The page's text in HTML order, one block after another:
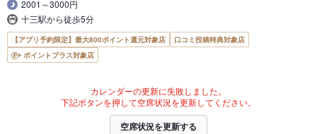
2001～3000円
十三駅から徒歩5分
【アプリ予約限定】最大800ポイント還元対象店
口コミ投稿特典対象店
ポイントプラス対象店
カレンダーの更新に失敗しました。
下記ボタンを押して空席状況を更新してください。
空席状況を更新する